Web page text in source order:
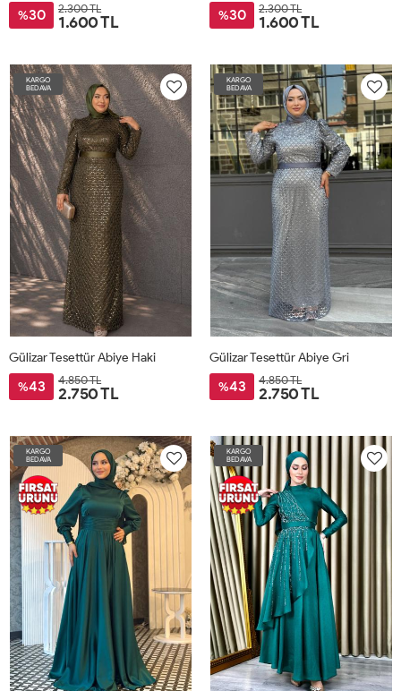
%30 2.300 TL
1.600 TL %30 2.300 TL
1.600 TL
KARGO
BEDAVA
Gülizar Tesettür Abiye Haki
%43 4.850 TL
2.750 TL
KARGO
BEDAVA
Gülizar Tesettür Abiye Gri
%43 4.850 TL
2.750 TL
KARGO
BEDAVA
KARGO
BEDAVA